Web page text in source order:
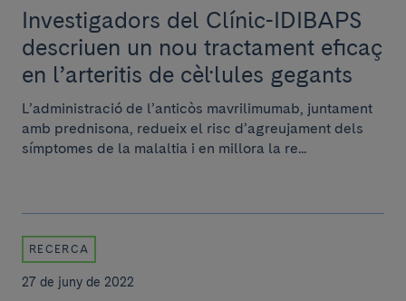
Investigadors del Clínic-IDIBAPS
descriuen un nou tractament eficaç
en l’arteritis de cèl·lules gegants
L’administració de l’anticòs mavrilimumab, juntament
amb prednisona, redueix el risc d’agreujament dels
símptomes de la malaltia i en millora la re...
RECERCA
27 de juny de 2022